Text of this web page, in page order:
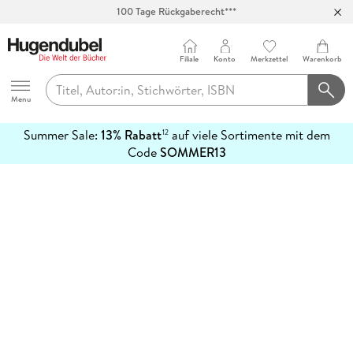
100 Tage Rückgaberecht***
Hugendubel
Menu
Filiale Konto Merkzettel Warenkorb
Summer Sale: 13% Rabatt12auf viele Sortimente mit dem
CodeSOMMER13
erfahren